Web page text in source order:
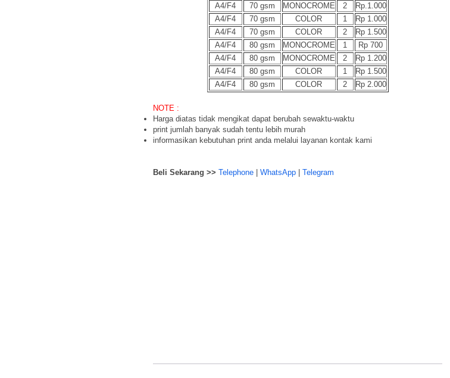
A4/F4
70 gsm MONOCROME 2
Rp.1.000
A4/F4
70 gsm COLOR 1
Rp 1.000
A4/F4
70 gsm COLOR 2
Rp 1.500
A4/F4
80 gsm MONOCROME 1
Rp 700
A4/F4
80 gsm MONOCROME 2
Rp 1.200
A4/F4
80 gsm COLOR 1
Rp 1.500
A4/F4
80 gsm COLOR 2 Rp 2.000
NOTE :
Harga diatas tidak mengikat dapat berubah sewaktu-waktu
print jumlah banyak sudah tentu lebih murah
informasikan kebutuhan print anda melalui layanan kontak kami
Beli Sekarang >> Telephone WhatsApp Telegram